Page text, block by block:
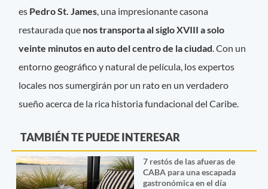
es Pedro St. James , una impresionante casona
restaurada que nos transporta al siglo XVIII a solo
veinte minutos en auto del centro de la ciudad . Con un
entorno geográfico y natural de película, los expertos
locales nos sumergirán por un rato en un verdadero
sueño acerca de la rica historia fundacional del Caribe.
TAMBIÉN TE PUEDE INTERESAR
7 restós de las afueras de
CABA para una escapada
gastronómica en el día